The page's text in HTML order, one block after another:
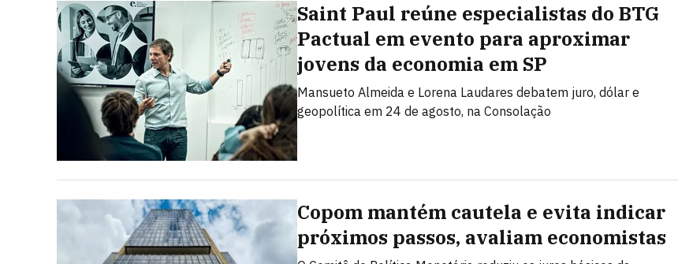
Saint Paul reúne especialistas do BTG
Pactual em evento para aproximar
jovens da economia em SP
Mansueto Almeida e Lorena Laudares debatem juro, dólar e
geopolítica em 24 de agosto, na Consolação
Copom mantém cautela e evita indicar
próximos passos, avaliam economistas